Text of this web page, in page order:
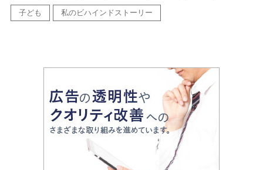
子ども 私のビハインドストーリー